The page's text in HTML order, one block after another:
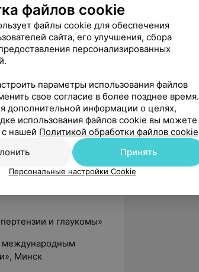
глаукомы»,
Минск
глаукомы»,
и лазерном лечении
БелМАПО
мифы и
и глаукомы»
международным
Минск
файлов cookie
файлы cookie для обеспечения
сайта, его улучшения, сбора
персонализированных
параметры использования файлов
свое согласие в более позднее время.
дополнительной информации о целях,
использования файлов cookie вы можете
с нашей Политикой обработки файлов cookie
Принять
Персональные настройки Cookie